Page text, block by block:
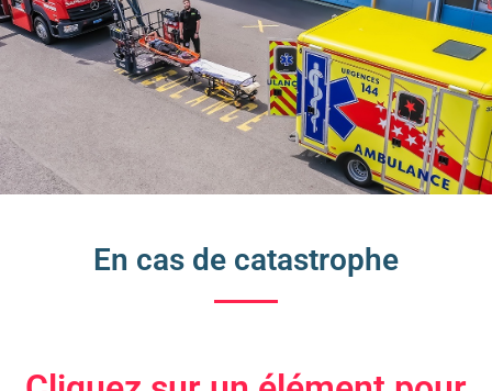
En cas de catastrophe